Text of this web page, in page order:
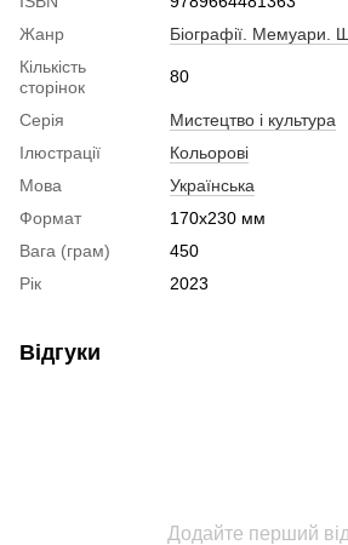
Жанр
Біографії. Мемуари.
Кількість
сторінок
80
Серія
Мистецтво і культура
Ілюстрації
Кольорові
Мова
Українська
Формат
170x230 мм
Вага (грам)
450
Рік
2023
Відгуки
Додайте перший